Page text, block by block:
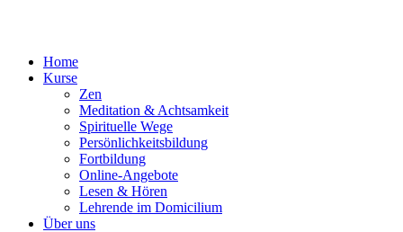
Home
Kurse
Zen
Meditation & Achtsamkeit
Spirituelle Wege
Persönlichkeitsbildung
Fortbildung
Online-Angebote
Lesen & Hören
Lehrende im Domicilium
Über uns